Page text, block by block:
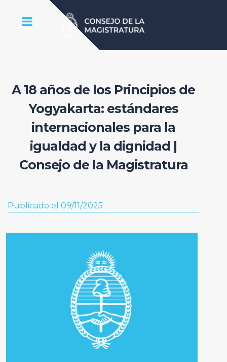
A 18 años de los Principios de
Yogyakarta: estándares
internacionales para la
igualdad y la dignidad |
Consejo de la Magistratura
Publicado el 09/11/2025